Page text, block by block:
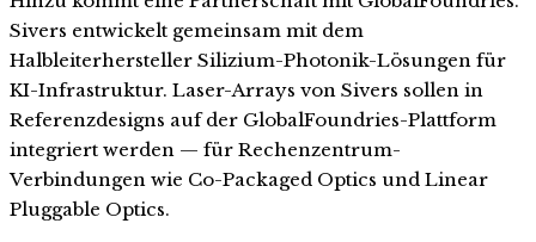
Sivers entwickelt gemeinsam mit dem
Halbleiterhersteller Silizium-Photonik-Lösungen für
KI-Infrastruktur. Laser-Arrays von Sivers sollen in
Referenzdesigns auf der GlobalFoundries-Plattform
integriert werden — für Rechenzentrum-
Verbindungen wie Co-Packaged Optics und Linear
Pluggable Optics.